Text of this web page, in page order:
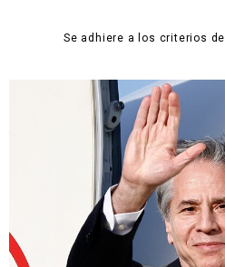
Se adhiere a los criterios de